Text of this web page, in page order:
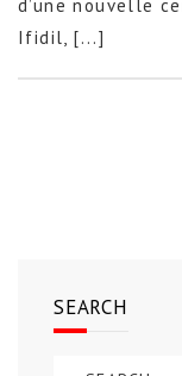
d’une nouvelle
Ifidil, [...]
SEARCH